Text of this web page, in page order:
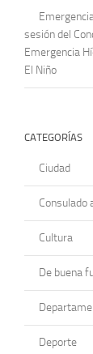
sesión del
Emergencia
El Niño
CATEGORÍAS
Ciudad
Consulado
Cultura
De buena
Deporte